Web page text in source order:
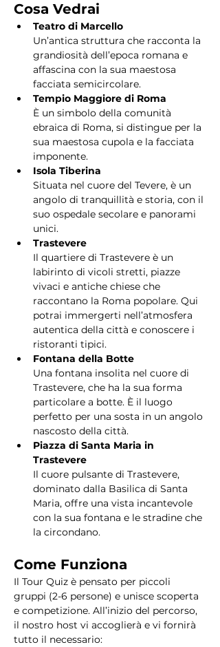
Cosa Vedrai
Teatro di Marcello
Un’antica struttura che racconta la
grandiosità dell’epoca romana e
affascina con la sua maestosa
facciata semicircolare.
Tempio Maggiore di Roma
È un simbolo della comunità
ebraica di Roma, si distingue per la
sua maestosa cupola e la facciata
imponente.
Isola Tiberina
Situata nel cuore del Tevere, è un
angolo di tranquillità e storia, con il
suo ospedale secolare e panorami
unici.
Trastevere
Il quartiere di Trastevere è un
labirinto di vicoli stretti, piazze
vivaci e antiche chiese che
raccontano la Roma popolare. Qui
potrai immergerti nell’atmosfera
autentica della città e conoscere i
ristoranti tipici.
Fontana della Botte
Una fontana insolita nel cuore di
Trastevere, che ha la sua forma
particolare a botte. È il luogo
perfetto per una sosta in un angolo
nascosto della città.
Piazza di Santa Maria in
Trastevere
Il cuore pulsante di Trastevere,
dominato dalla Basilica di Santa
Maria, offre una vista incantevole
con la sua fontana e le stradine che
la circondano.
Come Funziona
Il Tour Quiz è pensato per piccoli
gruppi (2-6 persone) e unisce scoperta
e competizione. All’inizio del percorso,
il nostro host vi accoglierà e vi fornirà
tutto il necessario: